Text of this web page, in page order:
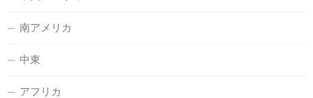
南アメリカ
中東
アフリカ